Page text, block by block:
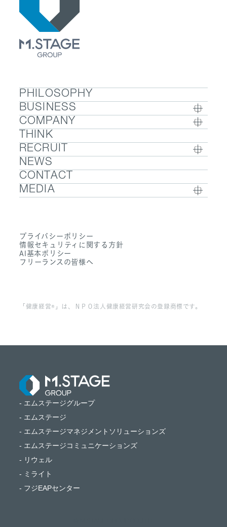
PHILOSOPHY
BUSINESS
BUSINESS TOP
- ウェルビーイング
- 医療人材
- 医業承継M&A
COMPANY
COMPANY TOP / グループ代表挨拶・会社概
要
- グループ企業一覧・事業拠点
- 数字で見るエムステージグループ
THINK
RECRUIT
RECRUIT TOP
- 採用メッセージ
- 社内制度
- 働く環境
- FAQ
NEWS
CONTACT
MEDIA
- Dr. アルなび
プライバシーポリシー
情報セキュリティに関する方針
AI基本ポリシー
フリーランスの皆様へ
「健康経営®」は、ＮＰＯ法人健康経営研究会の登録商標です。
- エムステージグループ
- エムステージ
- エムステージマネジメントソリューションズ
- エムステージコミュニケーションズ
- リウェル
- ミライト
- フジEAPセンター